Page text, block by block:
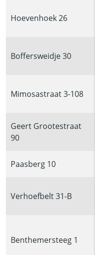
Hoevenhoek 26
Boffersweidje 30
Mimosastraat 3-108
Geert Grootestraat
90
Paasberg 10
Verhoefbelt 31-B
Benthemersteeg 1